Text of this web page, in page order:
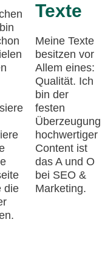
die
Texte
Meine Texte
besitzen vor
Allem eines:
Qualität. Ich
bin der
festen
Überzeugung
hochwertiger
Content ist
das A und O
bei SEO &
Marketing.